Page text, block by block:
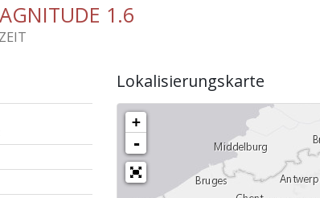
1.6
Lokalisierungskarte
+
-